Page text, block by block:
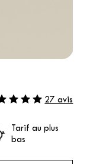
27 avis
Tarif au plus
bas